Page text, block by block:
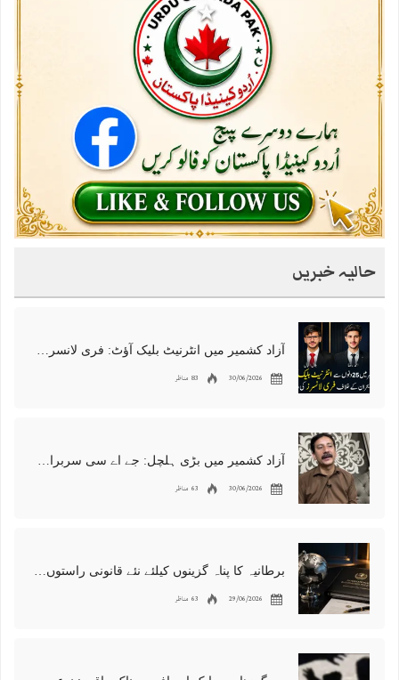
حالیہ خبریں
آزاد کشمیر میں انٹرنیٹ بلیک آؤٹ: فری لانسرز کا معاشی قتل، احتجاج شروع
30/06/2026 83 مناظر
آزاد کشمیر میں بڑی ہلچل: جے اے سی سربراہ شوکت نواز میر کی گرفتاری، دھرنا جاری
30/06/2026 63 مناظر
برطانیہ کا پناہ گزینوں کیلئے نئے قانونی راستوں اور اسپانسر شپ نظام کا اعلان
29/06/2026 63 مناظر